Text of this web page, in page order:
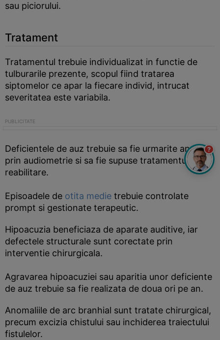
sau piciorului.
Tratament
Tratamentul trebuie individualizat in functie de
tulburarile prezente, scopul fiind tratarea
siptomelor ce apar la fiecare individ, intrucat
severitatea este variabila.
Deficientele de auz trebuie sa fie urmarite anual
prin audiometrie si sa fie supuse tratamentului de
reabilitare.
Episoadele de otita medie trebuie controlate
prompt si gestionate terapeutic.
Hipoacuzia beneficiaza de aparate auditive, iar
defectele structurale sunt corectate prin
interventie chirurgicala.
Agravarea hipoacuziei sau aparitia unor deficiente
de auz trebuie sa fie realizata de doua ori pe an.
Anomaliile de arc branhial sunt tratate chirurgical,
precum excizia chistului sau inchiderea traiectului
fistulelor.
?